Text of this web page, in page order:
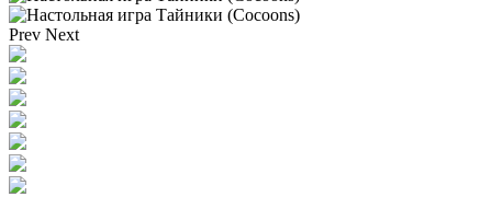
Prev Next